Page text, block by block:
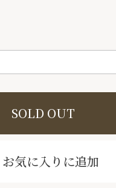
SOLD OUT
お気に入りに追加